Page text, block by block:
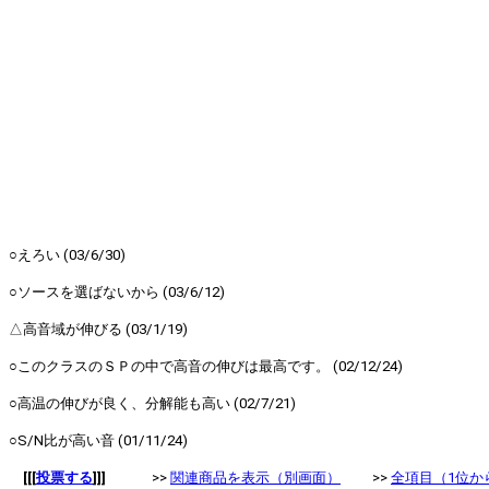
○えろい (03/6/30)
○ソースを選ばないから (03/6/12)
△高音域が伸びる (03/1/19)
○このクラスのＳＰの中で高音の伸びは最高です。 (02/12/24)
○高温の伸びが良く、分解能も高い (02/7/21)
○S/N比が高い音 (01/11/24)
[[[投票する]]] >> 関連商品を表示（別画面） >> 全項目（1位か